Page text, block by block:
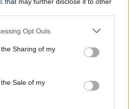
Opt Outs
Sharing of my
Sale of my
000 kr
0.9 %
Rörlig
000 kr
0.8 %
Ja